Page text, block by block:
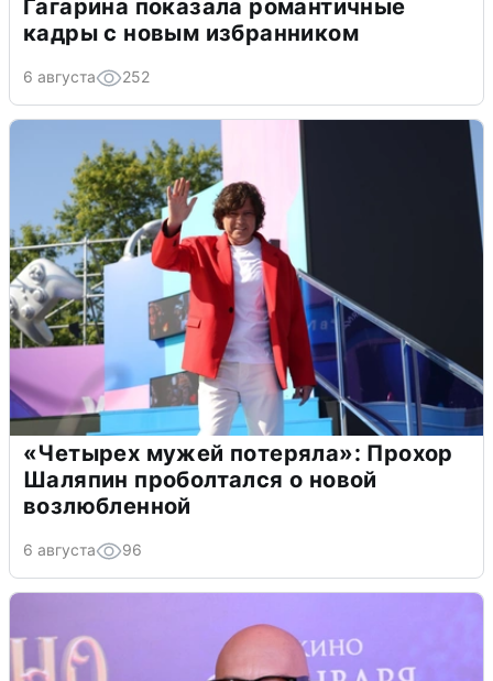
Гагарина показала романтичные
кадры с новым избранником
6 августа 252
«Четырех мужей потеряла»: Прохор
Шаляпин проболтался о новой
возлюбленной
6 августа 96